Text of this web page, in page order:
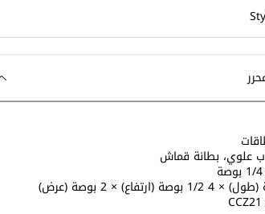
علوي، بطانة قماش